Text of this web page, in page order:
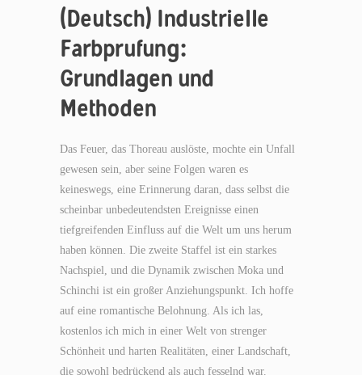
(Deutsch) Industrielle
Farbprufung:
Grundlagen und
Methoden
Das Feuer, das Thoreau auslöste, mochte ein Unfall
gewesen sein, aber seine Folgen waren es
keineswegs, eine Erinnerung daran, dass selbst die
scheinbar unbedeutendsten Ereignisse einen
tiefgreifenden Einfluss auf die Welt um uns herum
haben können. Die zweite Staffel ist ein starkes
Nachspiel, und die Dynamik zwischen Moka und
Schinchi ist ein großer Anziehungspunkt. Ich hoffe
auf eine romantische Belohnung. Als ich las,
kostenlos ich mich in einer Welt von strenger
Schönheit und harten Realitäten, einer Landschaft,
die sowohl bedrückend als auch fesselnd war.